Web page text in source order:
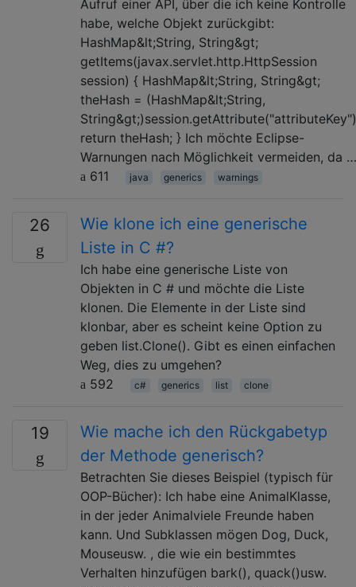
Aufruf einer API, über die ich keine Kontrolle
habe, welche Objekt zurückgibt:
HashMap&lt;String, String&gt;
getItems(javax.servlet.http.HttpSession
session) { HashMap&lt;String, String&gt;
theHash = (HashMap&lt;String,
return theHash; } Ich möchte Eclipse-
Warnungen nach Möglichkeit vermeiden, da …
611
java generics warnings
26
Wie klone ich eine generische
Liste in C #?
Ich habe eine generische Liste von
Objekten in C # und möchte die Liste
klonen. Die Elemente in der Liste sind
klonbar, aber es scheint keine Option zu
geben list.Clone(). Gibt es einen einfachen
Weg, dies zu umgehen?
592
c# generics list clone
19
Wie mache ich den Rückgabetyp
der Methode generisch?
Betrachten Sie dieses Beispiel (typisch für
OOP-Bücher): Ich habe eine AnimalKlasse,
in der jeder Animalviele Freunde haben
kann. Und Subklassen mögen Dog, Duck,
Mouseusw. , die wie ein bestimmtes
Verhalten hinzufügen bark(), quack()usw.